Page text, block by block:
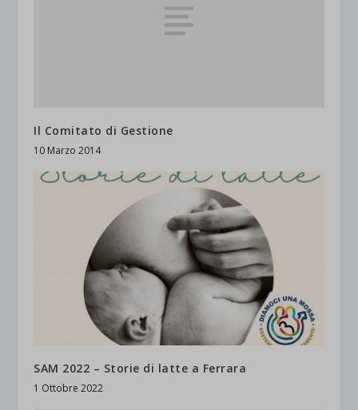
Il Comitato di Gestione
10 Marzo 2014
SAM 2022 – Storie di latte a Ferrara
1 Ottobre 2022